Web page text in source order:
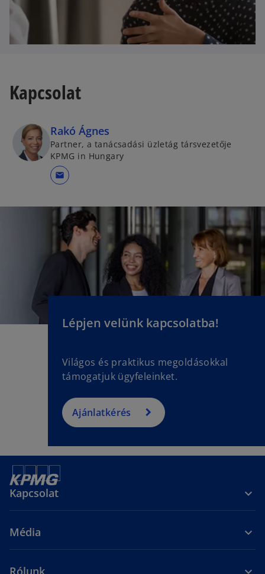
Kapcsolat
Rakó Ágnes
Partner, a tanácsadási üzletág társvezetője
KPMG in Hungary
mail
Lépjen velünk kapcsolatba!
Világos és praktikus megoldásokkal
támogatjuk ügyfeleinket.
Ajánlatkérés
Kapcsolat
Média